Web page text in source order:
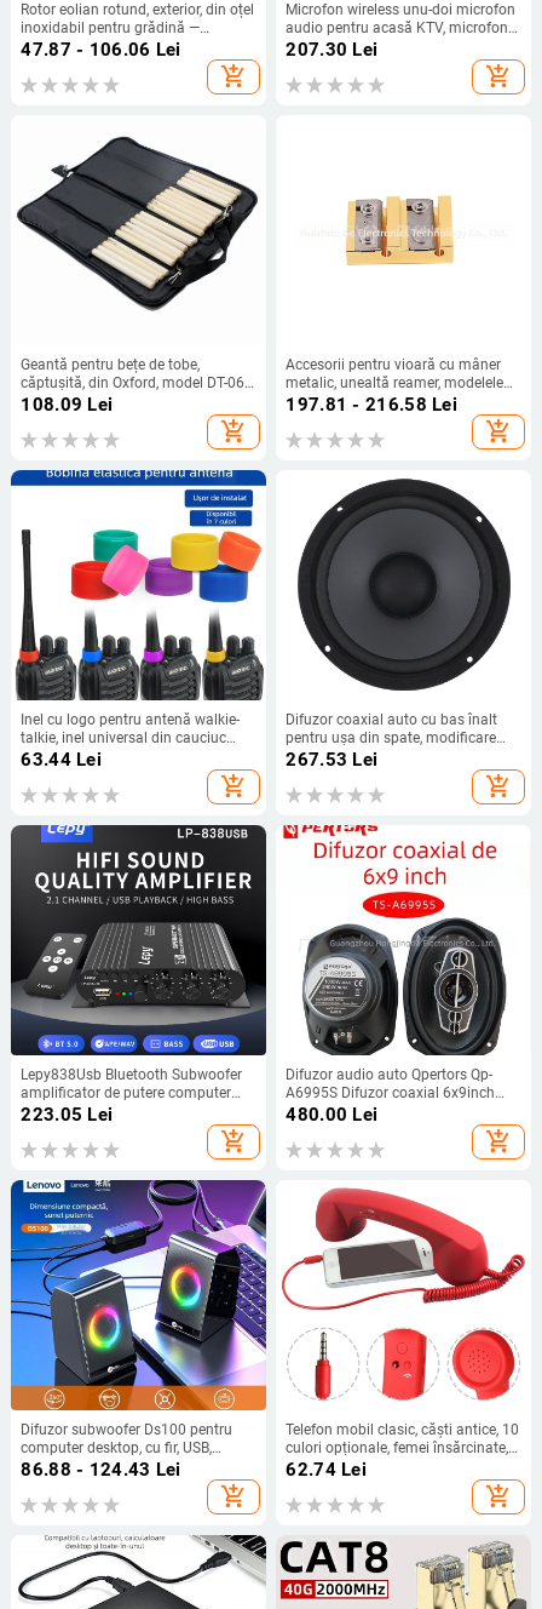
Rotor eolian rotund, exterior, din oțel
inoxidabil pentru grădină —
dispozitiv de descurajare a
47.87 - 106.06 Lei
add_shopping_cart
Microfon wireless unu-doi microfon
audio pentru acasă KTV, microfon
audio pentru exterior, karaoke,
microfon portabil profesional live
207.30 Lei
add_shopping_cart
Geantă pentru bețe de tobe,
căptușită, din Oxford, model DT-06,
pentru seturi de tobe
108.09 Lei
add_shopping_cart
Accesorii pentru vioară cu mâner
metalic, unealtă reamer, modelele
B120/B121, ambalate într-o pungă
197.81 - 216.58 Lei
add_shopping_cart
Inel cu logo pentru antenă walkie-
talkie, inel universal din cauciuc
pentru walkie-talkie, capac
decorativ pentru antenă, accesorii
pentru produs
63.44Lei
add_shopping_cart
Difuzor coaxial auto cu bas înalt
pentru ușa din spate, modificare
audio auto en-gros din fabrică, 6.5",
267.53 Lei
add_shopping_cart
Lepy838Usb Bluetooth Subwoofer
amplificator de putere computer
12V auto acasă amplificator de
putere U disc muzică fără pierderi
223.05 Lei
add_shopping_cart
Difuzor audio auto Qpertors Qp-
A6995S Difuzor coaxial 6x9inch
Difuzor modificat auto
480.00 Lei
add_shopping_cart
Difuzor subwoofer Ds100 pentru
computer desktop, cu fir, USB,
pentru notebook, audio, pentru
86.88 - 124.43 Lei
add_shopping_cart
Telefon mobil clasic, căști antice, 10
culori opționale, femei însărcinate,
antiradiații, telefon mobil retro, căști
62.74Lei
add_shopping_cart